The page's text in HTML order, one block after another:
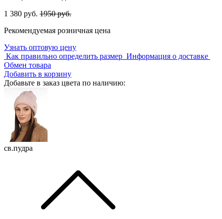
1 380 руб. 1950 руб.
Рекомендуемая розничная цена
Узнать оптовую цену
Как правильно определить размер Информация о доставке
Обмен товара
Добавить в корзину
Добавьте в заказ цвета по наличию:
св.пудра